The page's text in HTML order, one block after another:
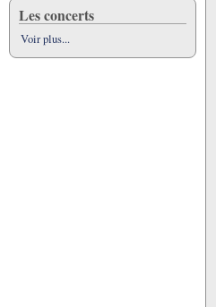
Les concerts
Voir plus...